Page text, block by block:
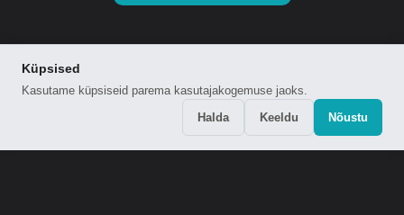
Küpsised
Kasutame küpsiseid parema kasutajakogemuse jaoks.
Halda
Keeldu Nõustu